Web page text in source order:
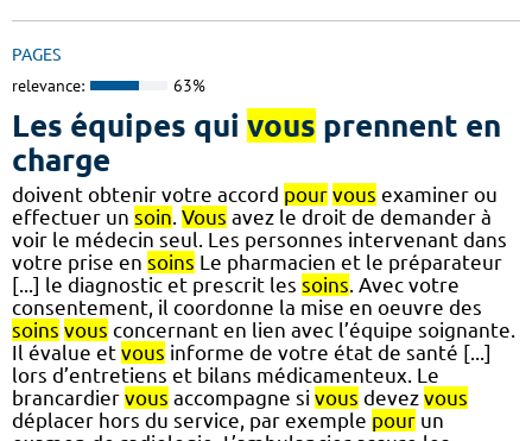
PAGES
relevance: 63%
Les équipes qui vous prennent en
charge
doivent obtenir votre accord pour vous examiner ou
effectuer un soin Vous avez le droit de demander à
voir le médecin seul. Les personnes intervenant dans
votre prise en soins Le pharmacien et le préparateur
[...] le diagnostic et prescrit les soins . Avec votre
consentement, il coordonne la mise en oeuvre des
soins vous concernant en lien avec l’équipe soignante.
Il évalue et vous informe de votre état de santé [...]
lors d’entretiens et bilans médicamenteux. Le
brancardier vous accompagne si vous devez vous
déplacer hors du service, par exemple pour un